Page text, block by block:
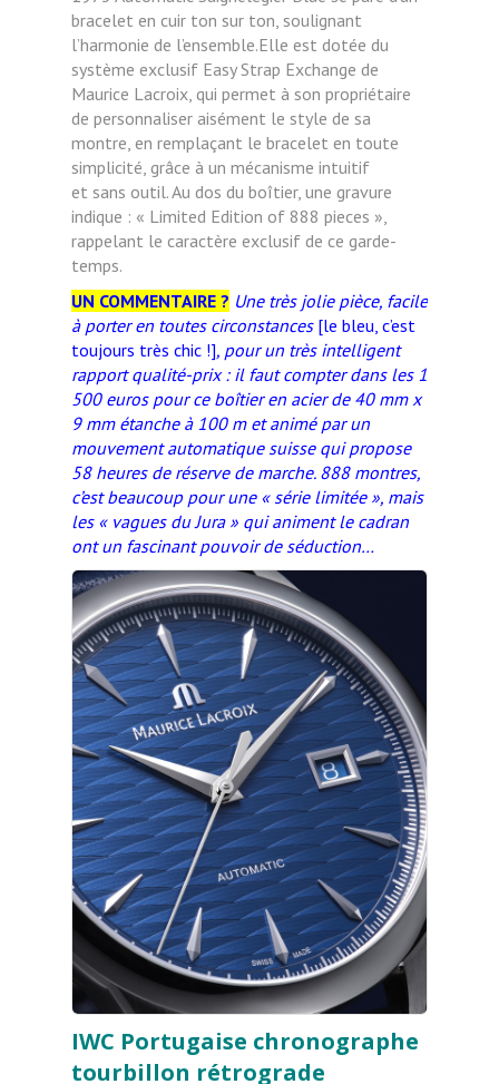
bracelet en cuir ton sur ton, soulignant
l’harmonie de l’ensemble.Elle est dotée du
système exclusif Easy Strap Exchange de
Maurice Lacroix, qui permet à son propriétaire
de personnaliser aisément le style de sa
montre, en remplaçant le bracelet en toute
simplicité, grâce à un mécanisme intuitif
et sans outil. Au dos du boîtier, une gravure
indique : « Limited Edition of 888 pieces »,
rappelant le caractère exclusif de ce garde-
temps.
UN COMMENTAIRE ? Une très jolie pièce, facile
à porter en toutes circonstances [le bleu, c’est
toujours très chic !], pour un très intelligent
rapport qualité-prix : il faut compter dans les 1
500 euros pour ce boîtier en acier de 40 mm x
9 mm étanche à 100 m et animé par un
mouvement automatique suisse qui propose
58 heures de réserve de marche. 888 montres,
c’est beaucoup pour une « série limitée », mais
les « vagues du Jura » qui animent le cadran
ont un fascinant pouvoir de séduction…
IWC Portugaise chronographe
tourbillon rétrograde